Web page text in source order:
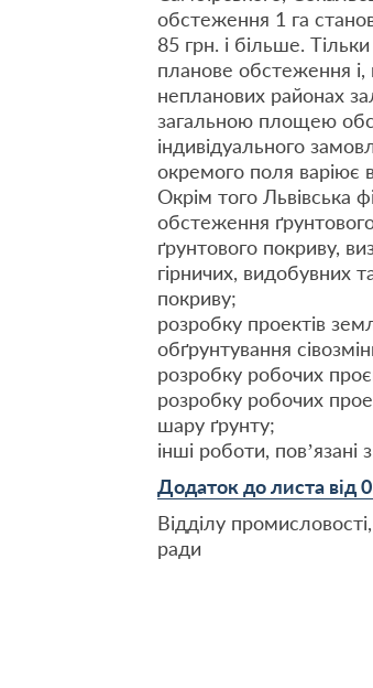
обстеження 1 га
85 грн. i більше.
планове обстеження i,
непланових районах
загальною площею
індивідуального
окремого поля варіює
Окрім того Львівська
обстеження
ґрунтового покриву,
гірничих, видобувних
покриву;
розробку проектів
обґрунтування
розробку робочих
розробку робочих
шару ґрунту;
інші роботи,
Додаток до листа від
Відділу
ради